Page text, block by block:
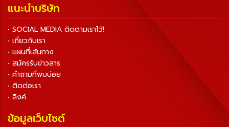
แนะนำบริษัท
• SOCIAL MEDIA ติดตามเราไว้!
• เกี่ยวกับเรา
• แผนที่เส้นทาง
• สมัครรับข่าวสาร
• คำถามที่พบบ่อย
• ติดต่อเรา
• ลิงค์
ข้อมูลเว็บไซต์